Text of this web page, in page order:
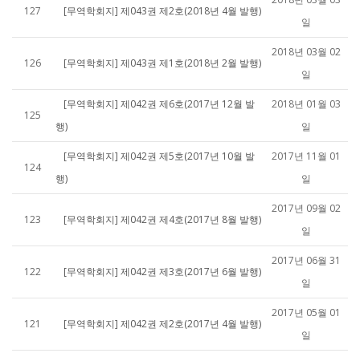
127 [무역학회지] 제043권 제2호(2018년 4월 발행)
일
126 [무역학회지] 제043권 제1호(2018년 2월 발행)
2018년 03월 02
일
125
[무역학회지] 제042권 제6호(2017년 12월 발
행)
2018년 01월 03
일
124
[무역학회지] 제042권 제5호(2017년 10월 발
행)
2017년 11월 01
일
123 [무역학회지] 제042권 제4호(2017년 8월 발행)
2017년 09월 02
일
122 [무역학회지] 제042권 제3호(2017년 6월 발행)
2017년 06월 31
일
121 [무역학회지] 제042권 제2호(2017년 4월 발행)
2017년 05월 01
일